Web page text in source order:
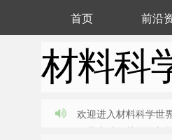
材料科
首页 前沿
收藏本站，获取最新